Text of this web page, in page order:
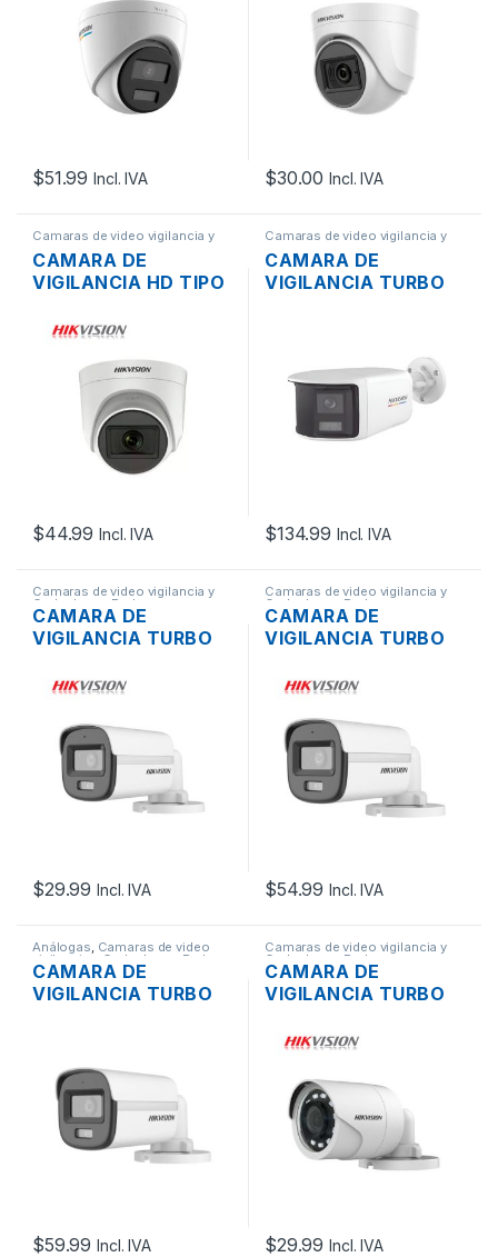
IP67 DIA Y NOCHE,
SOPORTA AUDIO, 3K
COLORVU
$51.99 Incl. IVA
IP67 DIA Y NOCHE,
SOPORTA AUDIO
$30.00 Incl. IVA
Camaras de video vigilancia y
CAMARA DE
VIGILANCIA HD TIPO
2CE76H0T-ITPFS
Y NOCHE EXIR
(PLASTICO)
$44.99 Incl. IVA
Camaras de video vigilancia y
CAMARA DE
VIGILANCIA TURBO
2CE12KF3TP-DLS
5MP 3K 2.8MM IP67
DIA Y NOCHE,
SOPORTA AUDIO, CO
$134.99 Incl. IVA
Camaras de video vigilancia y
Grabadores Redes
CAMARA DE
VIGILANCIA TURBO
DS-2CE10DF0T-PFS
IP67 DIA Y NOCHE
CON AUDIO COXIAL
COLORVU
(PLÁSTICO)
$29.99 Incl. IVA
Camaras de video vigilancia y
Grabadores Redes
CAMARA DE
VIGILANCIA TURBO
DS-2CE10KF0T-FS
IP67 DIA Y NOCHE
COLORVU
$54.99 Incl. IVA
Análogas, Camaras de video
vigilancia y Grabadores Redes
CAMARA DE
VIGILANCIA TURBO
DIA Y NOCHE,
SOPORTA AUDIO,
COLORVU HIBRIDA
(METAL)
$59.99 Incl. IVA
Camaras de video vigilancia y
Grabadores Redes
CAMARA DE
VIGILANCIA TURBO
DS-2CE16D0T-IRF
IP66 DIA Y NOCHE
(METAL)
$29.99 Incl. IVA